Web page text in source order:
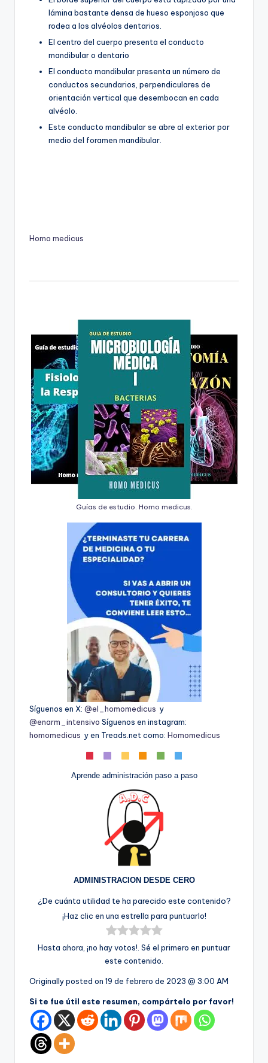
lámina bastante densa de hueso esponjoso que
rodea a los alvéolos dentarios.
El centro del cuerpo presenta el conducto
mandibular o dentario
El conducto mandibular presenta un número de
conductos secundarios, perpendiculares de
orientación vertical que desembocan en cada
alvéolo.
Este conducto mandibular se abre al exterior por
medio del foramen mandibular.
Homo medicus
Guías de estudio. Homo medicus.
Síguenos en X: @el_homomedicus y
@enarm_intensivo Síguenos en instagram:
homomedicus y en Treads.net como: Homomedicus
Aprende administración paso a paso
ADMINISTRACION DESDE CERO
¿De cuánta utilidad te ha parecido este contenido?
¡Haz clic en una estrella para puntuarlo!
Hasta ahora, ¡no hay votos!. Sé el primero en puntuar
este contenido.
Originally posted on 19 de febrero de 2023 @ 3:00 AM
Si te fue útil este resumen, compártelo por favor!